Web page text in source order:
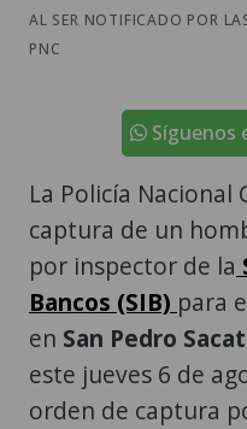
AL SER NOTIFICADO POR
PNC
Síguenos
La Policía Nacional
captura de un
por inspector de la
Bancos (SIB) para
en San Pedro
este jueves 6 de
orden de captura